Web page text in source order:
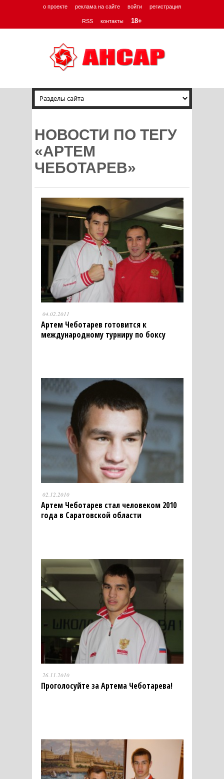
о проекте реклама на сайте войти регистрация
RSS контакты 18+
НОВОСТИ ПО ТЕГУ
«АРТЕМ
ЧЕБОТАРЕВ»
04.02.2011
Артем Чеботарев готовится к
международному турниру по боксу
02.12.2010
Артем Чеботарев стал человеком 2010
года в Саратовской области
26.11.2010
Проголосуйте за Артема Чеботарева!